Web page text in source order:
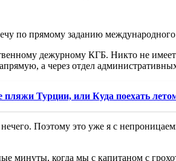
по прямому заданию
дежурному КГБ. Никто не имеет
а через отдел
Турции, или Куда поехать
Поэтому это уже я с
минуты, когда мы с капитаном с